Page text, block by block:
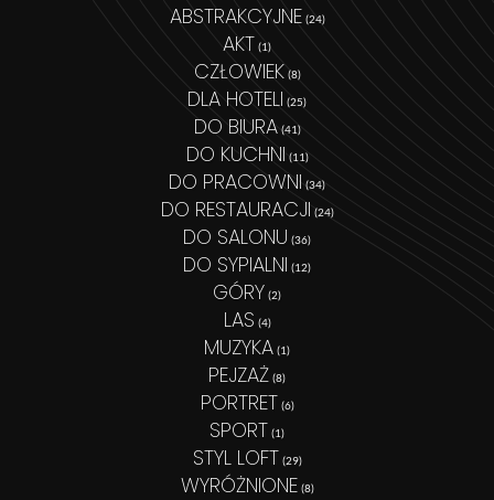
ABSTRAKCYJNE (24)
AKT (1)
CZŁOWIEK (8)
DLA HOTELI (25)
DO BIURA (41)
DO KUCHNI (11)
DO PRACOWNI (34)
DO RESTAURACJI (24)
DO SALONU (36)
DO SYPIALNI (12)
GÓRY (2)
LAS (4)
MUZYKA (1)
PEJZAŻ (8)
PORTRET (6)
SPORT (1)
STYL LOFT (29)
WYRÓŻNIONE (8)